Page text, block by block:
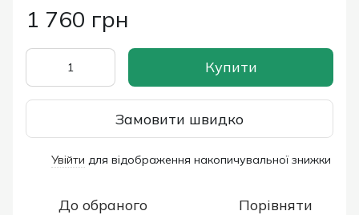
1 760 грн
Купити
Замовити швидко
Увійти для відображення накопичувальної знижки
До обраного Порівняти